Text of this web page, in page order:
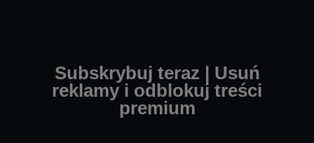
Subskrybuj teraz | Usuń
reklamy i odblokuj treści
premium